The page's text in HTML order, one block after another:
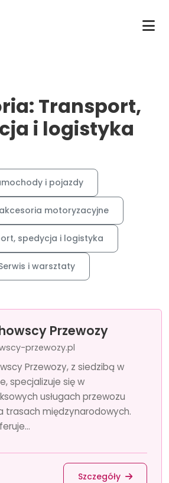
Transport,
i logistyka
i pojazdy
motoryzacyjne
spedycja i logistyka
i warsztaty
Przewozy
przewozy.pl
Przewozy, z siedzibą w
specjalizuje się w
usługach przewozu
trasach międzynarodowych.
Szczegóły